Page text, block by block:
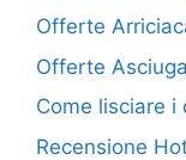
Offerte
Offerte
Come lisciare i
Recensione